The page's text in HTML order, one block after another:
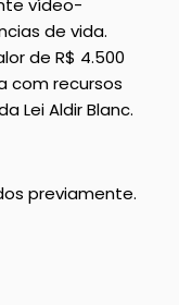
vídeo-
de vida.
de R$ 4.500
com recursos
Lei Aldir Blanc.
previamente.